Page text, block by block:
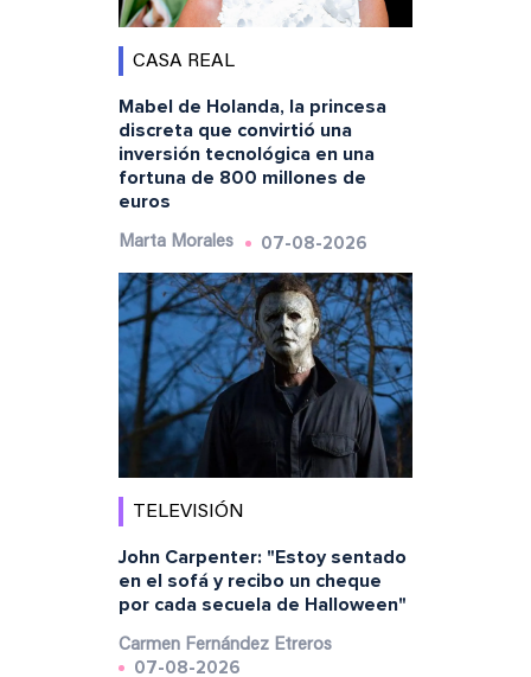
CASA REAL
Mabel de Holanda, la princesa
discreta que convirtió una
inversión tecnológica en una
fortuna de 800 millones de
euros
Marta Morales 07-08-2026
TELEVISIÓN
John Carpenter: "Estoy sentado
en el sofá y recibo un cheque
por cada secuela de Halloween"
Carmen Fernández Etreros
07-08-2026